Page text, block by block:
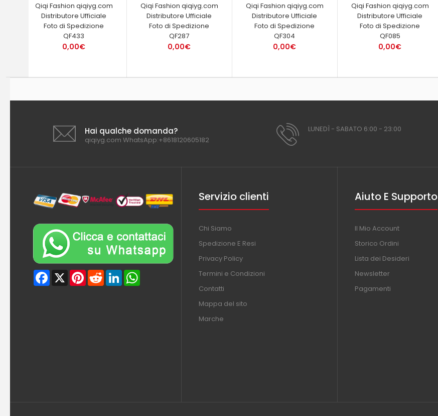
Qiqi Fashion qiqiyg.com
Distributore Ufficiale
Foto di Spedizione
QF433
0,00€
Qiqi Fashion qiqiyg.com
Distributore Ufficiale
Foto di Spedizione
QF287
0,00€
Qiqi Fashion qiqiyg.com
Distributore Ufficiale
Foto di Spedizione
QF304
0,00€
Qiqi Fashion qiqiyg.com
Distributore Ufficiale
Foto di Spedizione
QF085
0,00€
Hai qualche domanda?
qiqiyg.com WhatsApp:+8618120605182
LUNEDÌ - SABATO 6:00 - 23:00
Facebook
X PinterestRedditLinkedIn
Servizio clienti
Chi Siamo
Spedizione E Resi
Privacy Policy
Termini e Condizioni
Contatti
Mappa del sito
Marche
Aiuto E Supporto
Il Mio Account
Storico Ordini
Lista dei Desideri
Newsletter
Pagamenti